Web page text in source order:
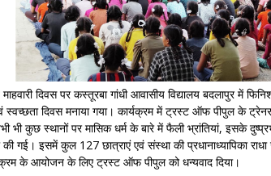
दिवस पर कस्तूरबा गांधी आवासीय विद्यालय बदलापुर में
स्वच्छता दिवस मनाया गया। कार्यक्रम में ट्रस्ट ऑफ पीपुल के ट्रेनर
भी कुछ स्थानों पर मासिक धर्म के बारे में फैली भ्रांतियां, इसके
की गई। इसमें कुल 127 छात्राएं एवं संस्था की प्रधानाध्यापिका
के आयोजन के लिए ट्रस्ट ऑफ पीपुल को धन्यवाद दिया।